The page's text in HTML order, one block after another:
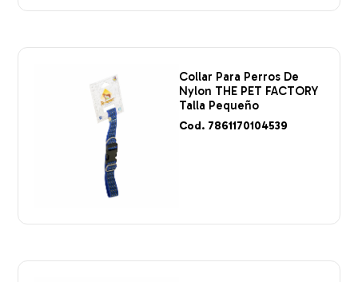
Collar Para Perros De
Nylon THE PET FACTORY
Talla Pequeño
Cod. 7861170104539